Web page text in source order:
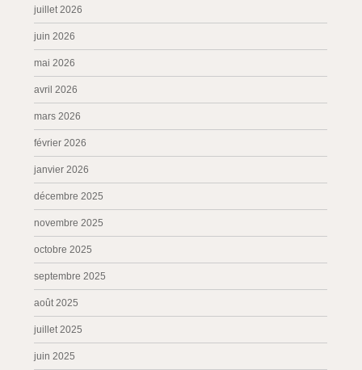
juillet 2026
juin 2026
mai 2026
avril 2026
mars 2026
février 2026
janvier 2026
décembre 2025
novembre 2025
octobre 2025
septembre 2025
août 2025
juillet 2025
juin 2025